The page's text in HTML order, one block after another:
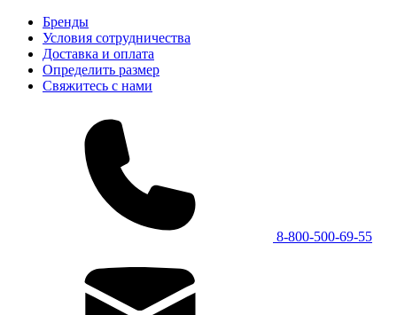
Бренды
Условия сотрудничества
Доставка и оплата
Определить размер
Свяжитесь с нами
8-800-500-69-55